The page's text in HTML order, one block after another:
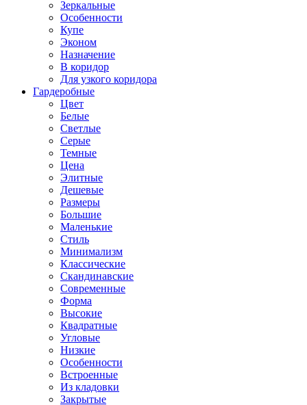
Зеркальные
Особенности
Купе
Эконом
Назначение
В коридор
Для узкого коридора
Гардеробные
Цвет
Белые
Светлые
Серые
Темные
Цена
Элитные
Дешевые
Размеры
Большие
Маленькие
Стиль
Минимализм
Классические
Скандинавские
Современные
Форма
Высокие
Квадратные
Угловые
Низкие
Особенности
Встроенные
Из кладовки
Закрытые